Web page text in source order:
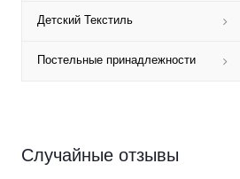
Детский Текстиль
Постельные принадлежности
Случайные отзывы